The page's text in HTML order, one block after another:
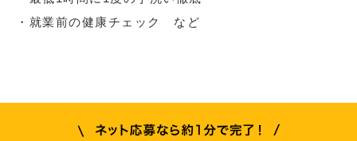
・就業前の健康チェック など